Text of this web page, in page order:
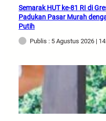
Semarak HUT ke-81 RI di
Padukan Pasar Murah
Putih
Publis : 5 Agustus 2026 |